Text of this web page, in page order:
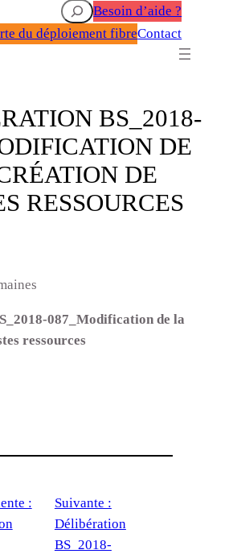
RechercherBesoin d’aide ?
du déploiement fibreContact
BS_2018-
DE
DE
RESSOURCES
087_Modification de la
ressources
:
Suivante :
Délibération
BS_2018-